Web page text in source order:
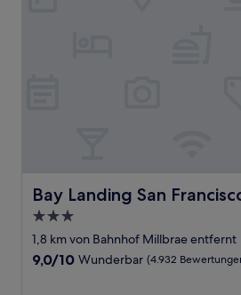
Bay Landing San
Bay Landing San Francisco
3.0-
Sterne-
Unterkunft
1,8 km von Bahnhof Millbrae entfernt
9.0
9,0/10 Wunderbar (4.932